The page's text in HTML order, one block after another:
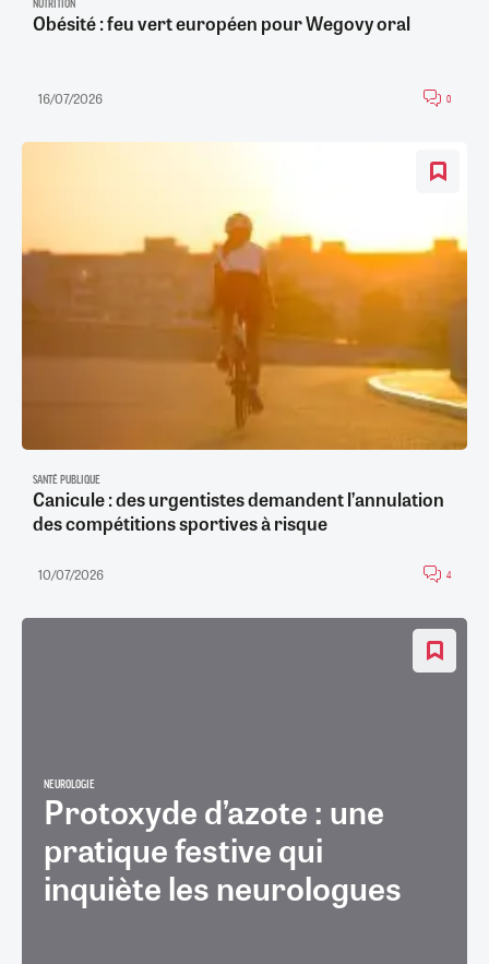
NUTRITION
Obésité : feu vert européen pour Wegovy oral
16/07/2026 0
SANTÉ PUBLIQUE
Canicule : des urgentistes demandent l’annulation
des compétitions sportives à risque
10/07/2026 4
NEUROLOGIE
Protoxyde d’azote : une
pratique festive qui
inquiète les neurologues